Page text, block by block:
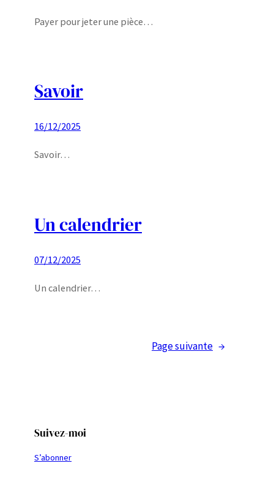
Payer pour jeter une pièce…
Savoir
16/12/2025
Savoir…
Un calendrier
07/12/2025
Un calendrier…
Page suivante →
Suivez-moi
S’abonner